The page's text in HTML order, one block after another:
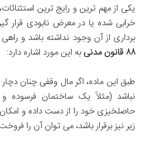
یکی از مهم ترین و رایج ترین
خرابی شده یا در معرض نابودی قرار
برداری از آن وجود نداشته باشد و
۸۸ قانون مدنی
به این مورد اشاره دارد:
طبق این ماده، اگر مال وقفی چنان
نباشد (مثلاً یک ساختمان فرسوده
حاصلخیزی خود را از دست داده و
زیر نیز برقرار باشد، می توان آن را